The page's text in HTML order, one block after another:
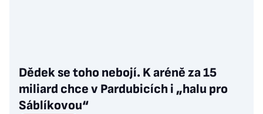
Dědek se toho nebojí. K aréně za 15
miliard chce v Pardubicích i „halu pro
Sáblíkovou“